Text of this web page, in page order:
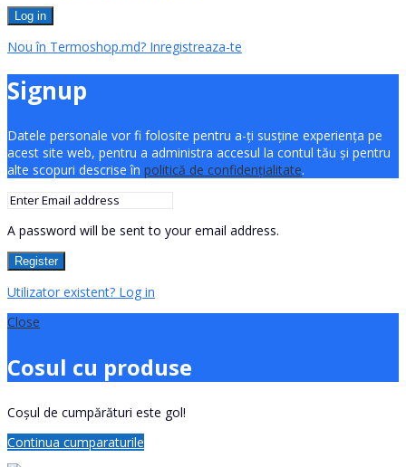
Log in
Nou în Termoshop.md? Inregistreaza-te
Signup
Datele personale vor fi folosite pentru a-ți susține experiența pe
acest site web, pentru a administra accesul la contul tău și pentru
alte scopuri descrise în politică de confidențialitate.
A password will be sent to your email address.
Register
Utilizator existent? Log in
Close
Cosul cu produse
Coșul de cumpărături este gol!
Continua cumparaturile